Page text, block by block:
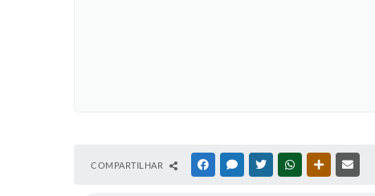
COMPARTILHAR FACEBOOKMESSENGER
TWITTERWHATSAPPOUTRAS